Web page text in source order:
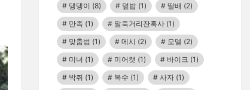
댕댕이 (8) 덮밥 (1) 딸배 (2)
만족 (1) 말죽거리잔혹사 (1)
맞춤법 (1) 메시 (2) 모델 (2)
미녀 (1) 미어캣 (1) 바이크 (1)
박쥐 (1) 복수 (1) 사자 (1)